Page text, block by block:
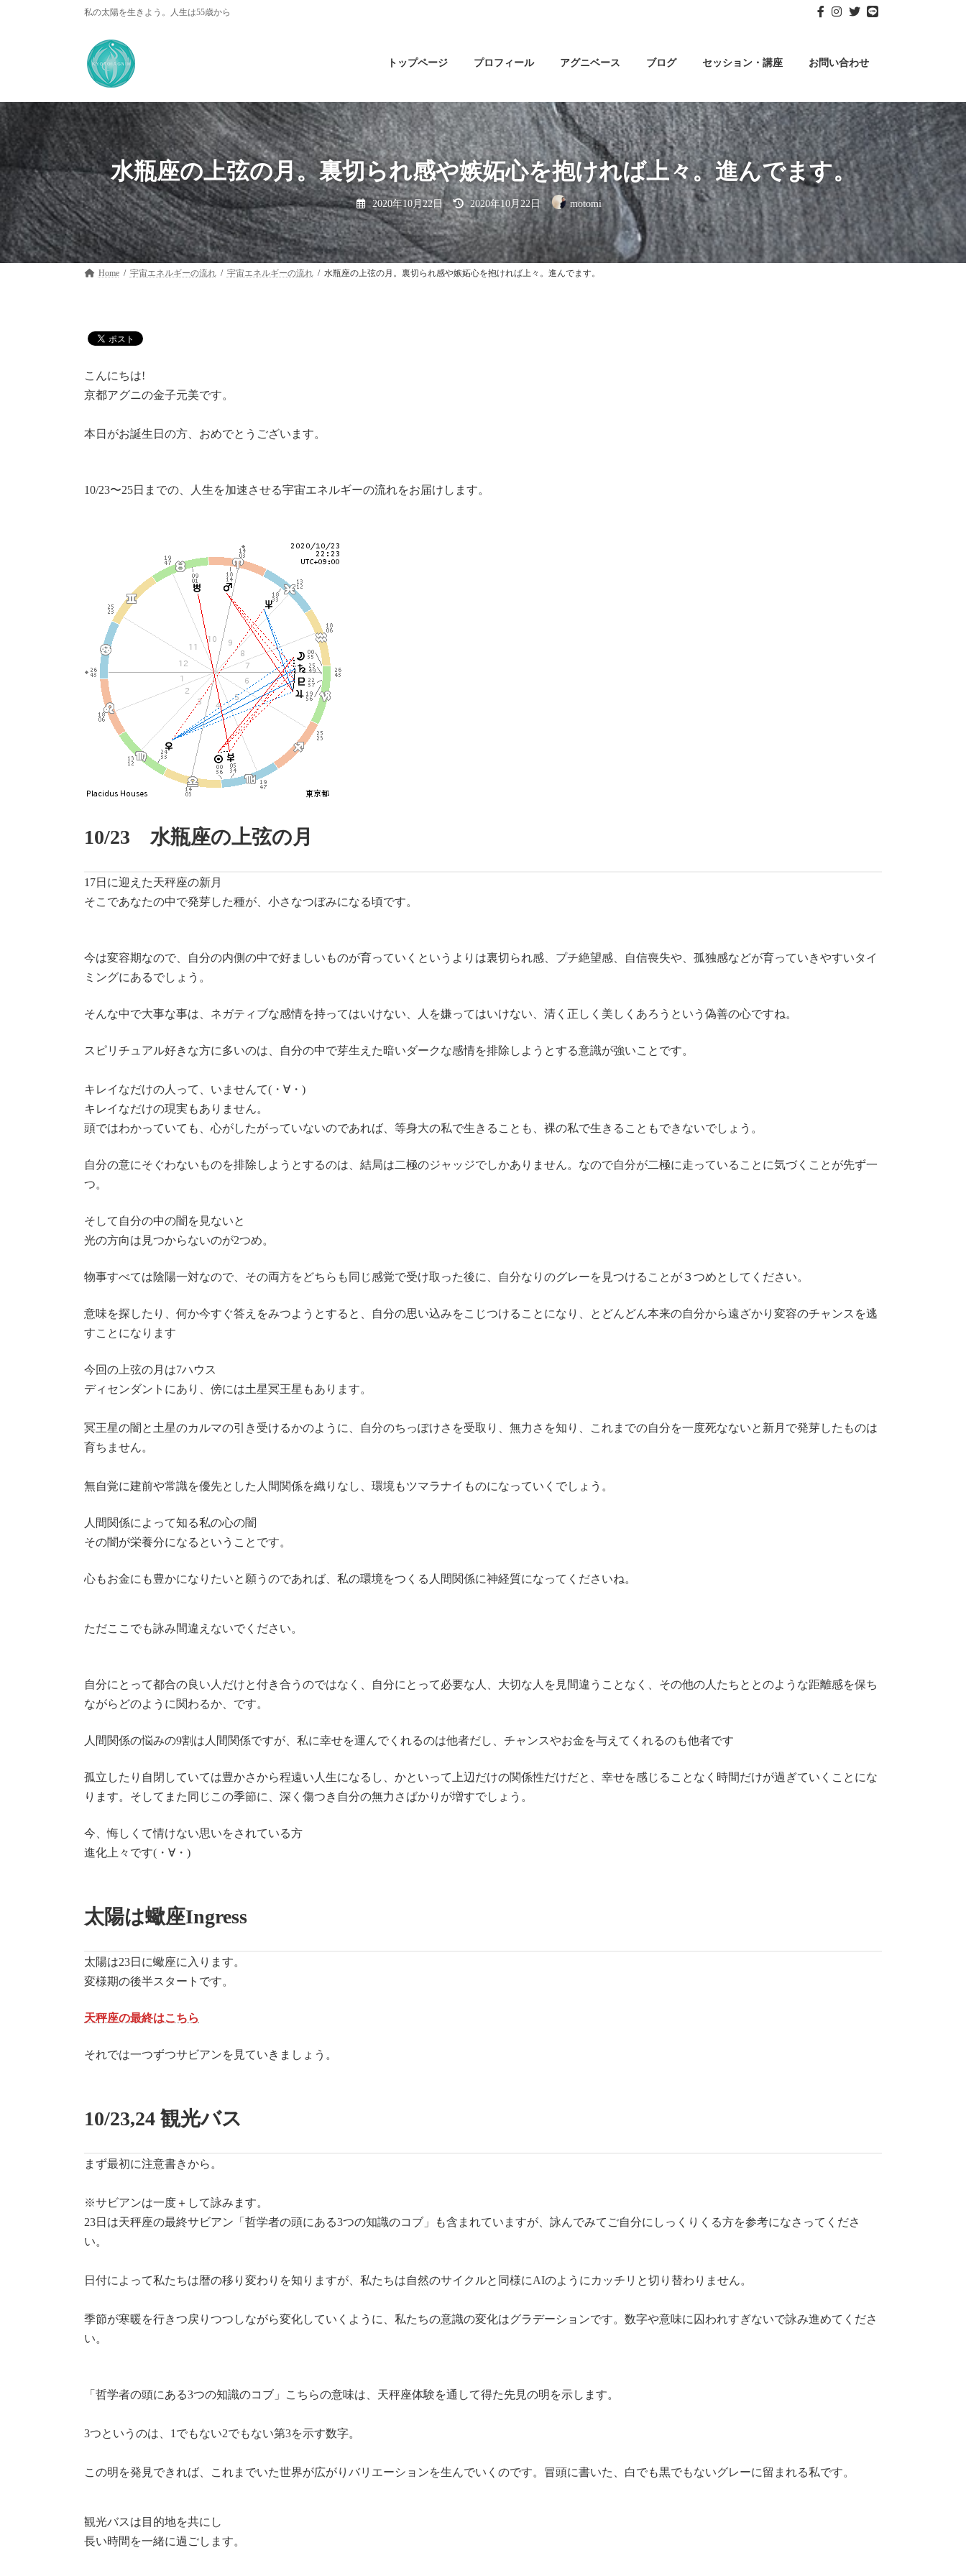
キ
ッ
プ
に
移
動
私の太陽を生きよう。人生は55歳から
トップページ プロフィール アグニベース ブログ セッション・講座 お問い合わせ
水瓶座の上弦の月。裏切られ感や嫉妬心を抱ければ上々。進んでます。
2020年10月22日
最
終
更
新
日
時
:
2020年10月22日 motomi
Home 宇宙エネルギーの流れ 宇宙エネルギーの流れ 水瓶座の上弦の月。裏切られ感や嫉妬心を抱ければ上々。進んでます。
こんにちは!
京都アグニの金子元美です。
本日がお誕生日の方、おめでとうございます。
10/23〜25日までの、人生を加速させる宇宙エネルギーの流れをお届けします。
10/23 水瓶座の上弦の月
17日に迎えた天秤座の新月
そこであなたの中で発芽した種が、小さなつぼみになる頃です。
今は変容期なので、自分の内側の中で好ましいものが育っていくというよりは裏切られ感、プチ絶望感、自信喪失や、孤独感などが育っていきやすいタイ
ミングにあるでしょう。
そんな中で大事な事は、ネガティブな感情を持ってはいけない、人を嫌ってはいけない、清く正しく美しくあろうという偽善の心ですね。
スピリチュアル好きな方に多いのは、自分の中で芽生えた暗いダークな感情を排除しようとする意識が強いことです。
キレイなだけの人って、いませんて(・∀・)
キレイなだけの現実もありません。
頭ではわかっていても、心がしたがっていないのであれば、等身大の私で生きることも、裸の私で生きることもできないでしょう。
自分の意にそぐわないものを排除しようとするのは、結局は二極のジャッジでしかありません。なので自分が二極に走っていることに気づくことが先ず一
つ。
そして自分の中の闇を見ないと
光の方向は見つからないのが2つめ。
物事すべては陰陽一対なので、その両方をどちらも同じ感覚で受け取った後に、自分なりのグレーを見つけることが３つめとしてください。
意味を探したり、何か今すぐ答えをみつようとすると、自分の思い込みをこじつけることになり、とどんどん本来の自分から遠ざかり変容のチャンスを逃
すことになります
今回の上弦の月は7ハウス
ディセンダントにあり、傍には土星冥王星もあります。
冥王星の闇と土星のカルマの引き受けるかのように、自分のちっぽけさを受取り、無力さを知り、これまでの自分を一度死なないと新月で発芽したものは
育ちません。
無自覚に建前や常識を優先とした人間関係を織りなし、環境もツマラナイものになっていくでしょう。
人間関係によって知る私の心の闇
その闇が栄養分になるということです。
心もお金にも豊かになりたいと願うのであれば、私の環境をつくる人間関係に神経質になってくださいね。
ただここでも詠み間違えないでください。
自分にとって都合の良い人だけと付き合うのではなく、自分にとって必要な人、大切な人を見間違うことなく、その他の人たちととのような距離感を保ち
ながらどのように関わるか、です。
人間関係の悩みの9割は人間関係ですが、私に幸せを運んでくれるのは他者だし、チャンスやお金を与えてくれるのも他者です
孤立したり自閉していては豊かさから程遠い人生になるし、かといって上辺だけの関係性だけだと、幸せを感じることなく時間だけが過ぎていくことにな
ります。そしてまた同じこの季節に、深く傷つき自分の無力さばかりが増すでしょう。
今、悔しくて情けない思いをされている方
進化上々です(・∀・)
太陽は蠍座Ingress
太陽は23日に蠍座に入ります。
変様期の後半スタートです。
天秤座の最終はこちら
それでは一つずつサビアンを見ていきましょう。
10/23,24 観光バス
まず最初に注意書きから。
※サビアンは一度＋して詠みます。
23日は天秤座の最終サビアン「哲学者の頭にある3つの知識のコブ」も含まれていますが、詠んでみてご自分にしっくりくる方を参考になさってくださ
い。
日付によって私たちは暦の移り変わりを知りますが、私たちは自然のサイクルと同様にAIのようにカッチリと切り替わりません。
季節が寒暖を行きつ戻りつつしながら変化していくように、私たちの意識の変化はグラデーションです。数字や意味に囚われすぎないで詠み進めてくださ
い。
「哲学者の頭にある3つの知識のコブ」こちらの意味は、天秤座体験を通して得た先見の明を示します。
3つというのは、1でもない2でもない第3を示す数字。
この明を発見できれば、これまでいた世界が広がりバリエーションを生んでいくのです。冒頭に書いた、白でも黒でもないグレーに留まれる私です。
観光バスは目的地を共にし
長い時間を一緒に過ごします。